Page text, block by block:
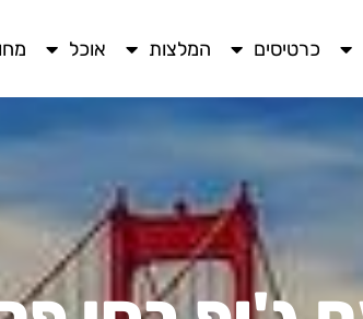
כרטיסים המלצות אוכל